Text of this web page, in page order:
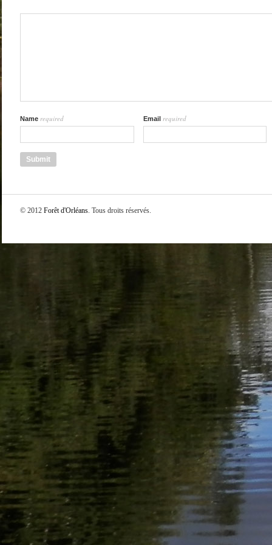
Name required Email required
© 2012 Forêt d'Orléans. Tous droits réservés.